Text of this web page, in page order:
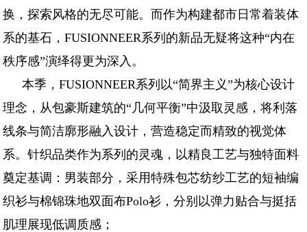
换，探索风格的无尽可能。而作为构建都市日常着装体
系的基石，FUSIONNEER系列的新品无疑将这种“内在
秩序感”演绎得更为深入。
本季，FUSIONNEER系列以“简界主义”为核心设计
理念，从包豪斯建筑的“几何平衡”中汲取灵感，将利落
线条与简洁廓形融入设计，营造稳定而精致的视觉体
系。针织品类作为系列的灵魂，以精良工艺与独特面料
奠定基调：男装部分，采用特殊包芯纺纱工艺的短袖编
织衫与棉锦珠地双面布Polo衫，分别以弹力贴合与挺括
肌理展现低调质感；